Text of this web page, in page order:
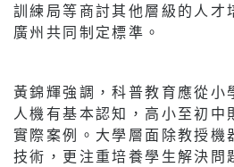
訓練局等商討其他層級的人才
廣州共同制定標準。
黃錦輝強調，科普教育應從小
人機有基本認知，高小至初中
實際案例。大學層面除教授機
技術，更注重培養學生解決問